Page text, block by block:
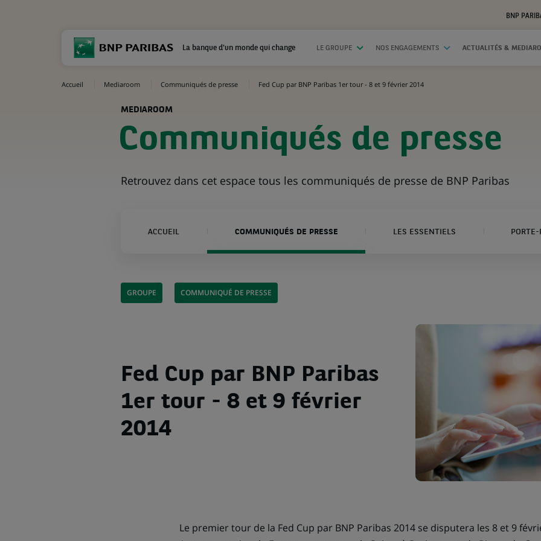
BNP
La banque d'un monde qui change LE GROUPE NOS ENGAGEMENTS ACTUALITÉS &
Accueil Mediaroom Communiqués de presse Fed Cup par BNP Paribas 1er tour - 8 et 9 février 2014
MEDIAROOM
Communiqués de presse
Retrouvez dans cet espace tous les communiqués de presse de BNP Paribas
ACCUEIL COMMUNIQUÉS DE PRESSE LES ESSENTIELS PORTE-
GROUPE COMMUNIQUÉ DE PRESSE
Fed Cup par BNP Paribas
1er tour - 8 et 9 février
2014
Le premier tour de la Fed Cup par BNP Paribas 2014 se disputera les 8 et 9